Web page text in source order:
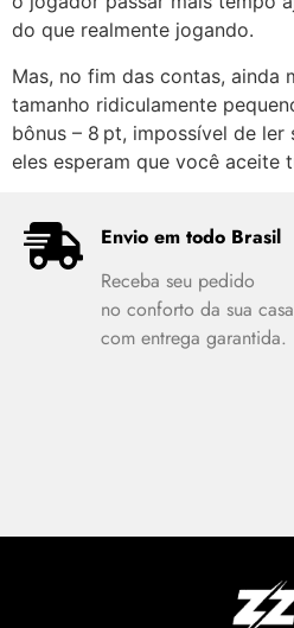
do que realmente jogando.
Mas, no fim das contas, ainda
tamanho ridiculamente
bônus – 8 pt, impossível de ler
eles esperam que você aceite
Envio em todo Brasil
Receba seu pedido
no conforto da sua casa
com entrega garantida.